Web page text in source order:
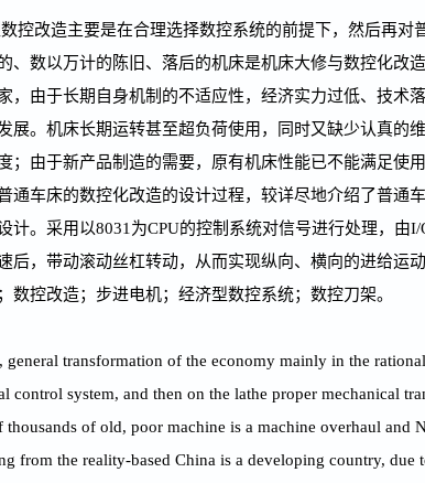
控改造主要是在合理选择数控系统的前提下，然后再对
、数以万计的陈旧、落后的机床是机床大修与数控化改
，由于长期自身机制的不适应性，经济实力过低、技术
展。机床长期运转甚至超负荷使用，同时又缺少认真的
；由于新产品制造的需要，原有机床性能已不能满足使
通车床的数控化改造的设计过程，较详尽地介绍了普通
计。采用以8031为CPU的控制系统对信号进行处理，由I/
后，带动滚动丝杠转动，从而实现纵向、横向的进给运动
数控改造；步进电机；经济型数控系统；数控刀架。
general transformation of the economy mainly in the
control system, and then on the lathe proper mechanical
thousands of old, poor machine is a machine overhaul and
from the reality-based China is a developing country, due